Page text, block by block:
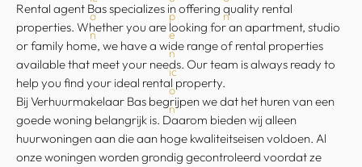
Rental agent Bas specializes in offering quality rental
properties. Whether you are looking for an apartment, studio
or family home, we have a wide range of rental properties
available that meet your needs. Our team is always ready to
help you find your ideal rental property.
Bij Verhuurmakelaar Bas begrijpen we dat het huren van een
goede woning belangrijk is. Daarom bieden wij alleen
huurwoningen aan die aan hoge kwaliteitseisen voldoen. Al
onze woningen worden grondig gecontroleerd voordat ze